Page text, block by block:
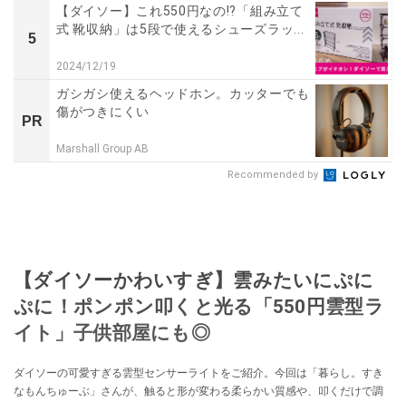
5
【ダイソー】これ550円なの!?「組み立て
式 靴収納」は5段で使えるシューズラッ...
2024/12/19
PR
ガシガシ使えるヘッドホン。カッターでも
傷がつきにくい
Marshall Group AB
Recommended by
【ダイソーかわいすぎ】雲みたいにぷに
ぷに！ポンポン叩くと光る「550円雲型ラ
イト」子供部屋にも◎
ダイソーの可愛すぎる雲型センサーライトをご紹介。今回は「暮らし。すき
なもんちゅーぶ」さんが、触ると形が変わる柔らかい質感や、叩くだけで調